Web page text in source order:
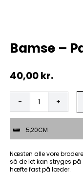
ØL & Spiritus
Andre Mærker
Tøj & Andre Varer
Bamse –
40,00kr.
Bamse
-
Mærke
antal
5,20CM
Næsten alle vore
så de let kan stryges på
hæfte fast på læder.